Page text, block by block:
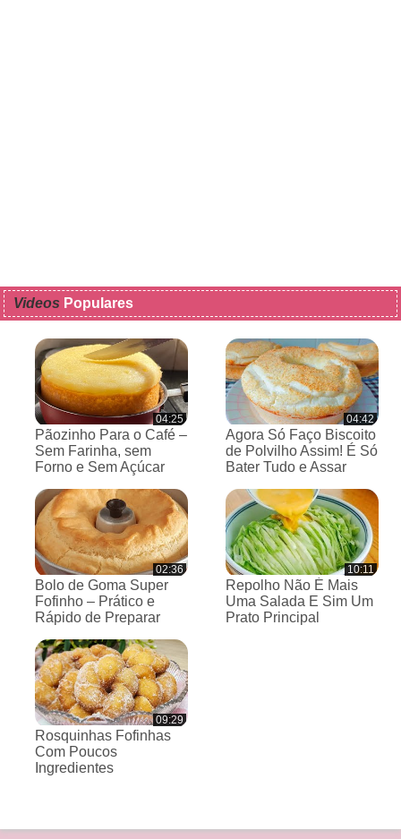
Videos Populares
04:25
Pãozinho Para o Café –
Sem Farinha, sem
Forno e Sem Açúcar
04:42
Agora Só Faço Biscoito
de Polvilho Assim! É Só
Bater Tudo e Assar
02:36
Bolo de Goma Super
Fofinho – Prático e
Rápido de Preparar
10:11
Repolho Não É Mais
Uma Salada E Sim Um
Prato Principal
09:29
Rosquinhas Fofinhas
Com Poucos
Ingredientes